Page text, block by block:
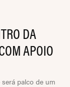
DA
APOIO
palco de um